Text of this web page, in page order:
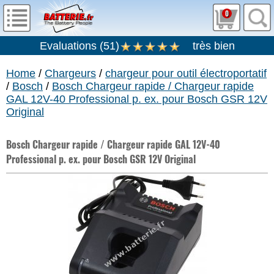
0
Evaluations(51) très bien
Home / Chargeurs / chargeur pour outil électroportatif
/ Bosch / Bosch Chargeur rapide / Chargeur rapide
GAL 12V-40 Professional p. ex. pour Bosch GSR 12V
Original
Bosch Chargeur rapide / Chargeur rapide GAL 12V-40
Professional p. ex. pour Bosch GSR 12V Original